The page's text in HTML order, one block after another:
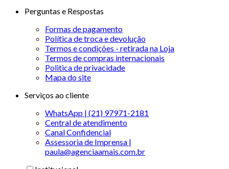
Perguntas e Respostas
Formas de pagamento
Política de troca e devolução
Termos e condições - retirada na Loja
Termos de compras internacionais
Politica de privacidade
Mapa do site
Serviços ao cliente
WhatsApp | (21) 97971-2181
Central de atendimento
Canal Confidencial
Assessoria de Imprensa |
paula@agenciaamais.com.br